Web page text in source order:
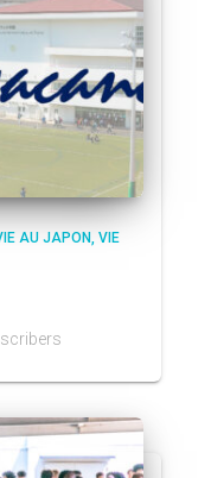
AU JAPON VIE